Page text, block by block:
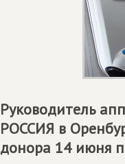
Руководитель
РОССИЯ в
донора 14 июня